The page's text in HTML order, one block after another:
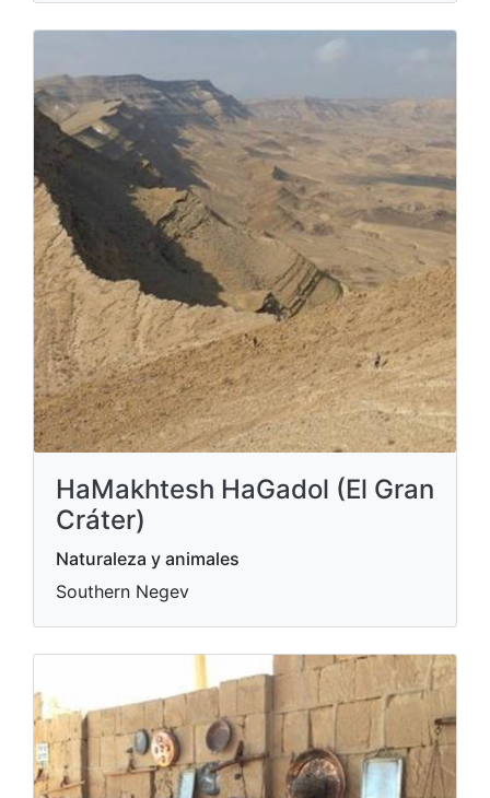
HaMakhtesh HaGadol (El Gran
Cráter)
Naturaleza y animales
Southern Negev